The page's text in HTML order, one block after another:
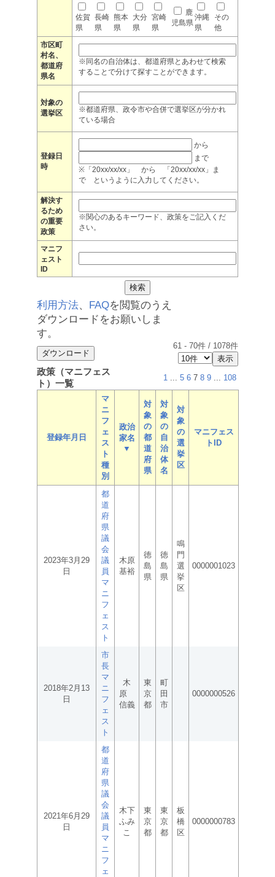
佐賀
県
長崎
県
熊本
県
大分
県
宮崎
県
鹿
児島県
沖縄
県
その
他
市区町
村名、
都道府
県名
※同名の自治体は、都道府県とあわせて検索
することで分けて探すことができます。
対象の
選挙区
※都道府県、政令市や合併で選挙区が分かれ
ている場合
登録日
時
から
まで
※「20xx/xx/xx」 から 「20xx/xx/xx」ま
で というように入力してください。
解決す
るため
の重要
政策
※関心のあるキーワード、政策をご記入くだ
さい。
マニフ
ェスト
ID
利用方法、 FAQを閲覧のうえ
ダウンロードをお願いしま
す。
61 - 70件 / 1078件
政策（マニフェス
ト）一覧
1 ... 5 6 7 8 9 ... 108
登録年月日
マ
ニ
フ
ェ
ス
ト
種
別
政治
家名
▼
対
象
の
都
道
府
県
対
象
の
自
治
体
名
対
象
の
選
挙
区
マニフェス
トID
2023年3月29
日
都
道
府
県
議
会
議
員
マ
ニ
フ
ェ
ス
ト
木原
基裕
徳
島
県
徳
島
県
鳴
門
選
挙
区
0000001023
2018年2月13
日
市
長
マ
ニ
フ
ェ
ス
ト
木
原
信義
東
京
都
町
田
市
0000000526
2021年6月29
日
都
道
府
県
議
会
議
員
マ
ニ
フ
ェ
木下
ふみ
こ
東
京
都
東
京
都
板
橋
区
0000000783